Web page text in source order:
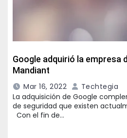
Google adquirió la empresa
Mandiant
Mar 16, 2022
Techtegia
La adquisición de Google
de seguridad que existen
Con el fin de…